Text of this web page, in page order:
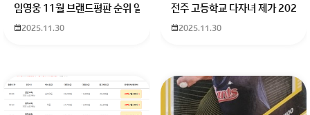
세부와 바기오 모두 장점이 있으며,
태국도 매력적입니다. 연애 가능성은 충분합니다.
임영웅 11월 브랜드평판 순위 알고싶어요 임영웅 11월 브랜드평판에서
2025.11.30
전주 고등학교 다자녀 제가 2027
2025.11.30